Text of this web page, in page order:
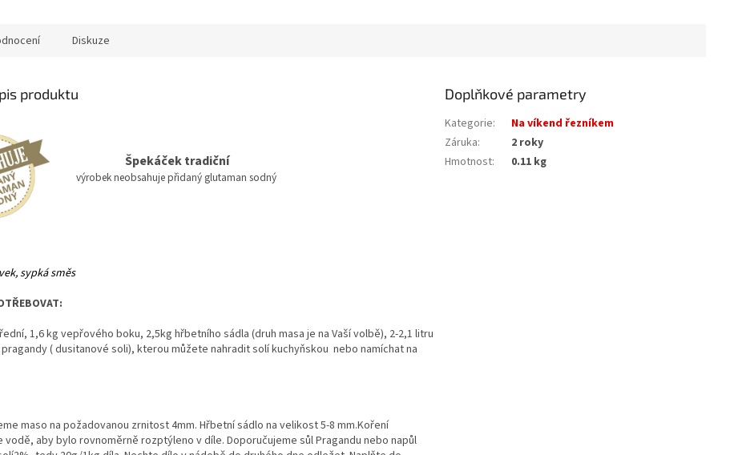
Diskuze
produktu
Špekáček tradiční
výrobek neobsahuje přidaný glutaman sodný
sypká směs
1,6 kg vepřového boku, 2,5kg hřbetního sádla (druh masa je na Vaší volbě), 2-2,1 litru
( dusitanové soli), kterou můžete nahradit solí kuchyňskou nebo namíchat na
maso na požadovanou zrnitost 4mm. Hřbetní sádlo na velikost 5-8 mm.Koření
vodě, aby bylo rovnoměrně rozptýleno v díle. Doporučujeme sůl Pragandu nebo napůl
Doplňkové parametry
Kategorie:
Na víkend řezníkem
Záruka:
2 roky
Hmotnost: 0.11 kg